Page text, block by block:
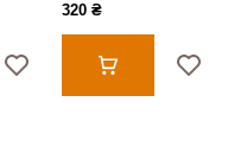
320 ₴